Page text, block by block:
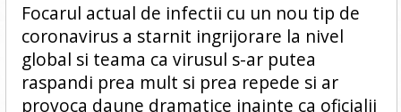
Focarul actual de infectii cu un nou tip de
coronavirus a starnit ingrijorare la nivel
global si teama ca virusul s-ar putea
raspandi prea mult si prea repede si ar
provoca daune dramatice inainte ca oficialii